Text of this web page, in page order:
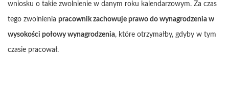
wniosku o takie zwolnienie w danym roku kalendarzowym. Za czas
tego zwolnienia pracownik zachowuje prawo do wynagrodzenia w
wysokości połowy wynagrodzenia, które otrzymałby, gdyby w tym
czasie pracował.